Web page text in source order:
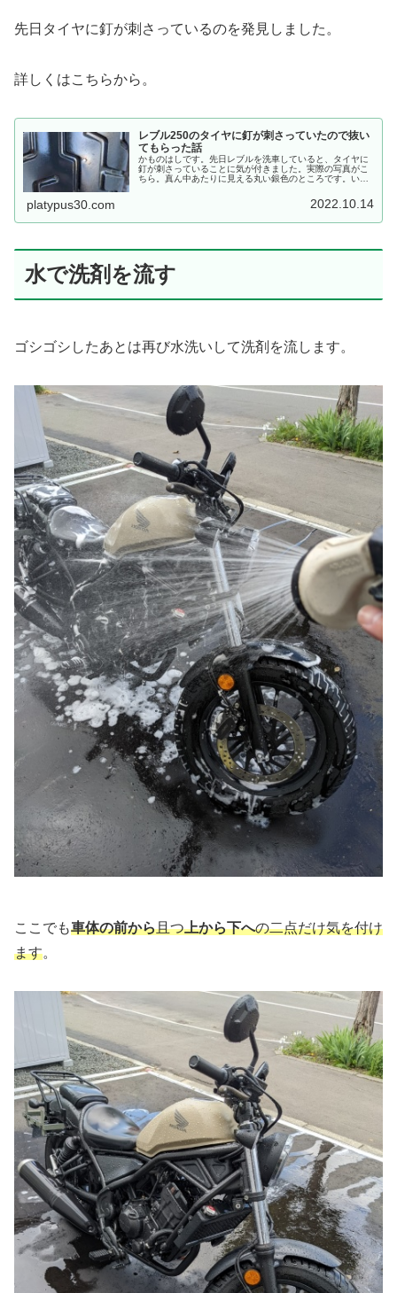
先日タイヤに釘が刺さっているのを発見しました。
詳しくはこちらから。
レブル250のタイヤに釘が刺さっていたので抜い
てもらった話
かものはしです。先日レブルを洗車していると、タイヤに
釘が刺さっていることに気が付きました。実際の写真がこ
ちら。真ん中あたりに見える丸い銀色のところです。いつ
platypus30.com 2022.10.14
水で洗剤を流す
ゴシゴシしたあとは再び水洗いして洗剤を流します。
ここでも車体の前から且つ上から下への二点だけ気を付け
ます。